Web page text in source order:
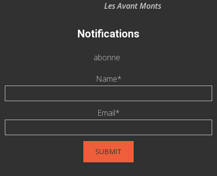
Les Avant Monts
Notifications
abonne
Name*
Email*